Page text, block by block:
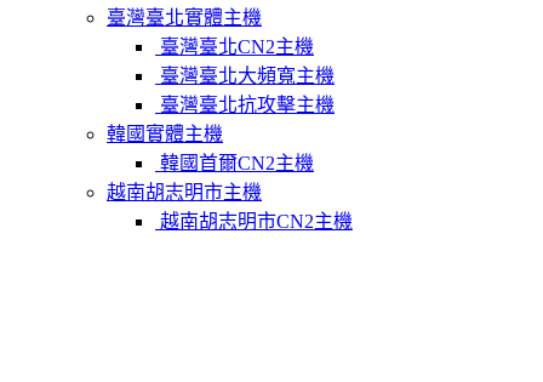
臺灣臺北實體主機
臺灣臺北CN2主機
臺灣臺北大頻寬主機
臺灣臺北抗攻擊主機
韓國實體主機
韓國首爾CN2主機
越南胡志明市主機
越南胡志明市CN2主機